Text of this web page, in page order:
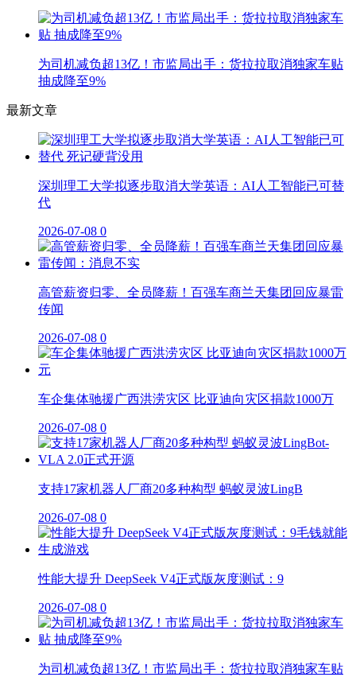
为司机减负超13亿！市监局出手：货拉拉取消独家车贴
抽成降至9%
最新文章
深圳理工大学拟逐步取消大学英语：AI人工智能已可替
代
2026-07-08 0
高管薪资归零、全员降薪！百强车商兰天集团回应暴雷
传闻
2026-07-08 0
车企集体驰援广西洪涝灾区 比亚迪向灾区捐款1000万
2026-07-08 0
支持17家机器人厂商20多种构型 蚂蚁灵波LingB
2026-07-08 0
性能大提升 DeepSeek V4正式版灰度测试：9
2026-07-08 0
为司机减负超13亿！市监局出手：货拉拉取消独家车贴